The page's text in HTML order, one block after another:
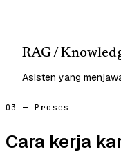
RAG /
Asisten yang
03 — Proses
Cara kerja